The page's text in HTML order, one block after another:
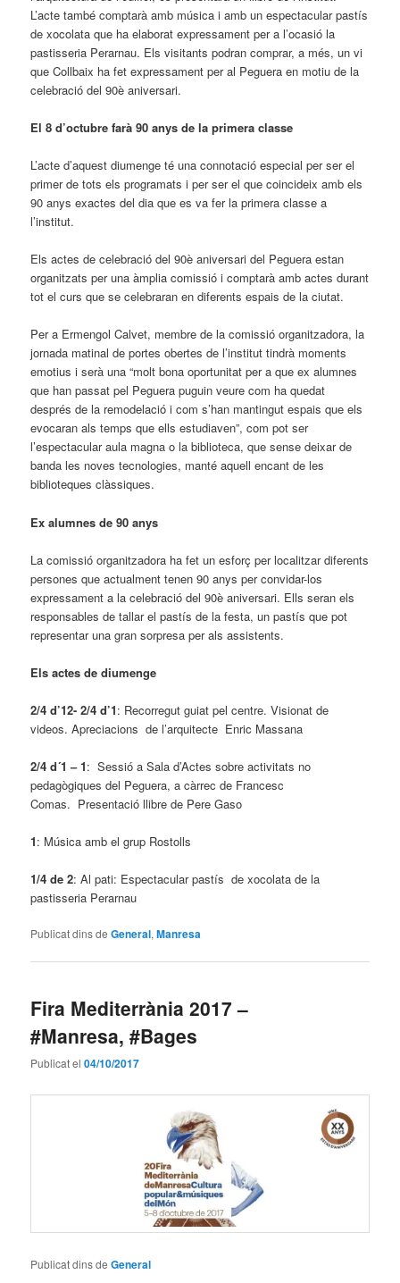
L’acte també comptarà amb música i amb un espectacular pastís
de xocolata que ha elaborat expressament per a l’ocasió la
pastisseria Perarnau. Els visitants podran comprar, a més, un vi
que Collbaix ha fet expressament per al Peguera en motiu de la
celebració del 90è aniversari.
El 8 d’octubre farà 90 anys de la primera classe
L’acte d’aquest diumenge té una connotació especial per ser el
primer de tots els programats i per ser el que coincideix amb els
90 anys exactes del dia que es va fer la primera classe a
l’institut.
Els actes de celebració del 90è aniversari del Peguera estan
organitzats per una àmplia comissió i comptarà amb actes durant
tot el curs que se celebraran en diferents espais de la ciutat.
Per a Ermengol Calvet, membre de la comissió organitzadora, la
jornada matinal de portes obertes de l’institut tindrà moments
emotius i serà una “molt bona oportunitat per a que ex alumnes
que han passat pel Peguera puguin veure com ha quedat
després de la remodelació i com s’han mantingut espais que els
evocaran als temps que ells estudiaven”, com pot ser
l’espectacular aula magna o la biblioteca, que sense deixar de
banda les noves tecnologies, manté aquell encant de les
biblioteques clàssiques.
Ex alumnes de 90 anys
La comissió organitzadora ha fet un esforç per localitzar diferents
persones que actualment tenen 90 anys per convidar-los
expressament a la celebració del 90è aniversari. Ells seran els
responsables de tallar el pastís de la festa, un pastís que pot
representar una gran sorpresa per als assistents.
Els actes de diumenge
2/4 d’12- 2/4 d’1: Recorregut guiat pel centre. Visionat de
videos. Apreciacions de l’arquitecte Enric Massana
2/4 d´1 – 1: Sessió a Sala d’Actes sobre activitats no
pedagògiques del Peguera, a càrrec de Francesc
Comas. Presentació llibre de Pere Gaso
1: Música amb el grup Rostolls
1/4 de 2: Al pati: Espectacular pastís de xocolata de la
pastisseria Perarnau
Publicat dins de General,Manresa
Fira Mediterrània 2017 –
#Manresa, #Bages
Publicat el04/10/2017
Publicat dins de General